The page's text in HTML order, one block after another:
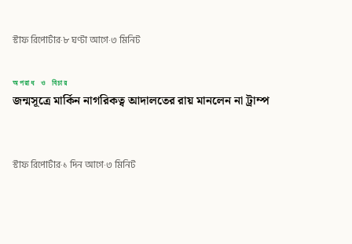
স্টাফ রিপোর্টার·৮ ঘণ্টা আগে·৩ মিনিট
বিডি
বিডি গ্লোবাল টাইমস
অপরাধ ও বিচার
জন্মসূত্রে মার্কিন নাগরিকত্ব আদালতের রায় মানলেন না ট্রাম্প
স্টাফ রিপোর্টার·১ দিন আগে·৩ মিনিট